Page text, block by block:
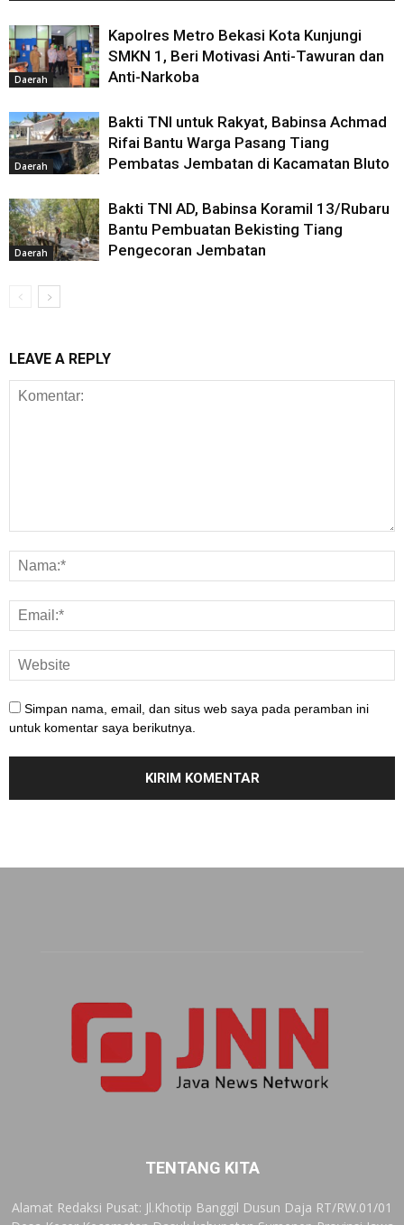
Daerah
Kapolres Metro Bekasi Kota Kunjungi
SMKN 1, Beri Motivasi Anti-Tawuran dan
Anti-Narkoba
Daerah
Bakti TNI untuk Rakyat, Babinsa Achmad
Rifai Bantu Warga Pasang Tiang
Pembatas Jembatan di Kacamatan Bluto
Daerah
Bakti TNI AD, Babinsa Koramil 13/Rubaru
Bantu Pembuatan Bekisting Tiang
Pengecoran Jembatan
LEAVE A REPLY
Simpan nama, email, dan situs web saya pada peramban ini
untuk komentar saya berikutnya.
TENTANG KITA
Alamat Redaksi Pusat: Jl.Khotip Banggil Dusun Daja RT/RW.01/01